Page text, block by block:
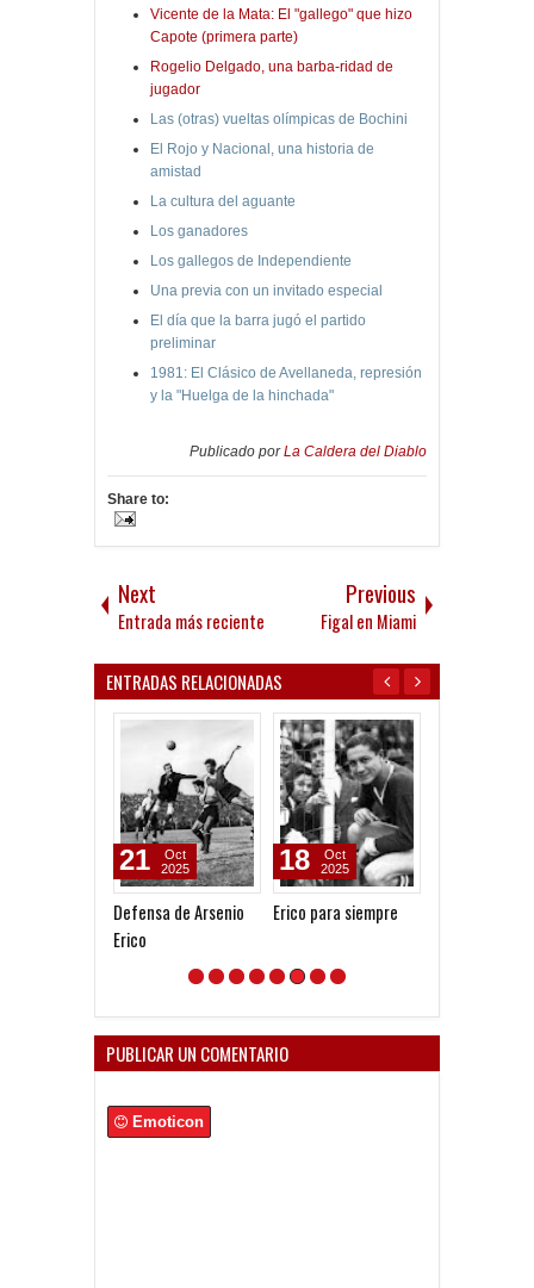
Vicente de la Mata: El "gallego" que hizo
Capote (primera parte)
Rogelio Delgado, una barba-ridad de
jugador
Las (otras) vueltas olímpicas de Bochini
El Rojo y Nacional, una historia de
amistad
La cultura del aguante
Los ganadores
Los gallegos de Independiente
Una previa con un invitado especial
El día que la barra jugó el partido
preliminar
1981: El Clásico de Avellaneda, represión
y la "Huelga de la hinchada"
Publicado porLa Caldera del Diablo
Share to:
Next
Entrada más reciente
Previous
Figal en Miami
ENTRADAS RELACIONADAS
Defensa de Arsenio
Erico
21
Oct
2025
Erico para siempre
18
Oct
2025
PUBLICAR UN COMENTARIO
Emoticon